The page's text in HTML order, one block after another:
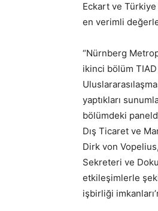
Eckart ve Türkiye
en verimli
“Nürnberg
ikinci bölüm
yaptıkları
bölümdeki
Dış Ticaret ve
Dirk von
Sekreteri ve
etkileşimlerle
işbirliği